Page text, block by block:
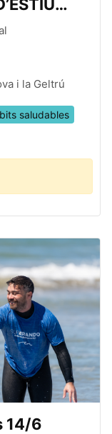
juny al
a 13:45)
i la Geltrú
saludables
14/6